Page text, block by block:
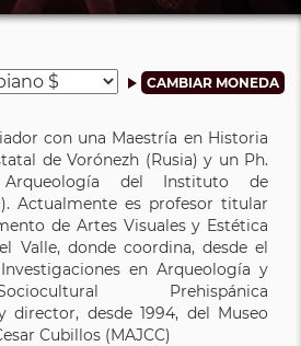
con una Maestría en Historia
de Vorónezh (Rusia) y un Ph.
del Instituto de
Actualmente es profesor titular
de Artes Visuales y Estética
Valle, donde coordina, desde el
en Arqueología y
Prehispánica
director, desde 1994, del Museo
Cubillos (MAJCC)